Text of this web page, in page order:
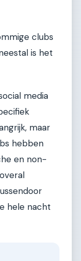
clubs
is het
media
maar
hebben
en non-
hele nacht